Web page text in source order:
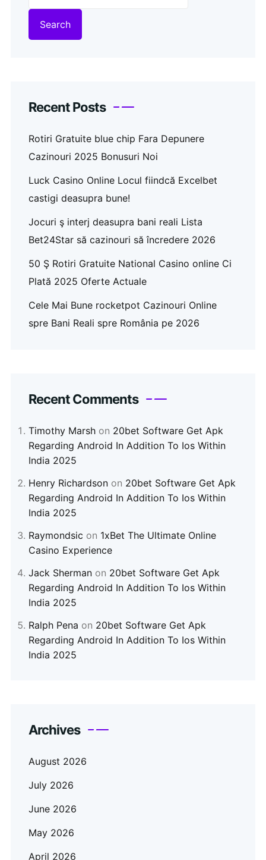
Search
Recent Posts
Rotiri Gratuite blue chip Fara Depunere
Cazinouri 2025 Bonusuri Noi
Luck Casino Online Locul fiindcă Excelbet
castigi deasupra bune!
Jocuri ş interj deasupra bani reali Lista
Bet24Star să cazinouri să încredere 2026
50 Ş Rotiri Gratuite National Casino online Ci
Plată 2025 Oferte Actuale
Cele Mai Bune rocketpot Cazinouri Online
spre Bani Reali spre România pe 2026
Recent Comments
Timothy Marsh on 20bet Software Get Apk
Regarding Android In Addition To Ios Within
India 2025
Henry Richardson on 20bet Software Get Apk
Regarding Android In Addition To Ios Within
India 2025
Raymondsic on 1xBet The Ultimate Online
Casino Experience
Jack Sherman on 20bet Software Get Apk
Regarding Android In Addition To Ios Within
India 2025
Ralph Pena on 20bet Software Get Apk
Regarding Android In Addition To Ios Within
India 2025
Archives
August 2026
July 2026
June 2026
May 2026
April 2026